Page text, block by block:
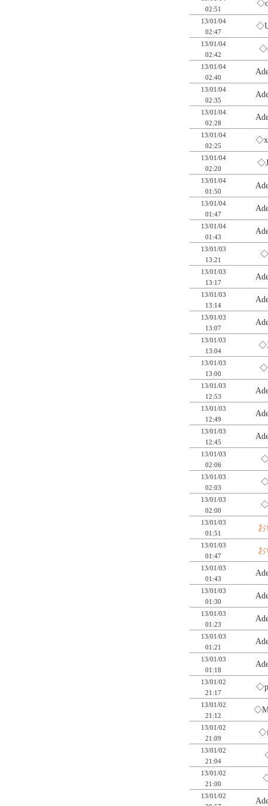
02:51
13/01/04
02:47
13/01/04
02:42
13/01/04
02:40
13/01/04
02:35
13/01/04
02:28
13/01/04
02:25
13/01/04
02:20
13/01/04
01:50
13/01/04
01:47
13/01/04
01:43
13/01/03
13:21
13/01/03
13:17
13/01/03
13:14
13/01/03
13:07
13/01/03
13:04
13/01/03
13:00
13/01/03
12:53
13/01/03
12:49
13/01/03
12:45
13/01/03
02:06
13/01/03
02:03
13/01/03
02:00
13/01/03
01:51
お
13/01/03
01:47
お
13/01/03
01:43
13/01/03
01:30
13/01/03
01:23
13/01/03
01:21
13/01/03
01:18
13/01/02
21:17
13/01/02
21:12
13/01/02
21:09
13/01/02
21:04
13/01/02
21:00
13/01/02